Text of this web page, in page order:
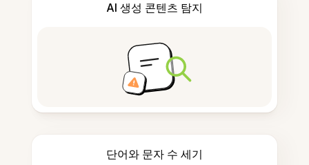
AI 생성 콘텐츠 탐지
단어와 문자 수 세기